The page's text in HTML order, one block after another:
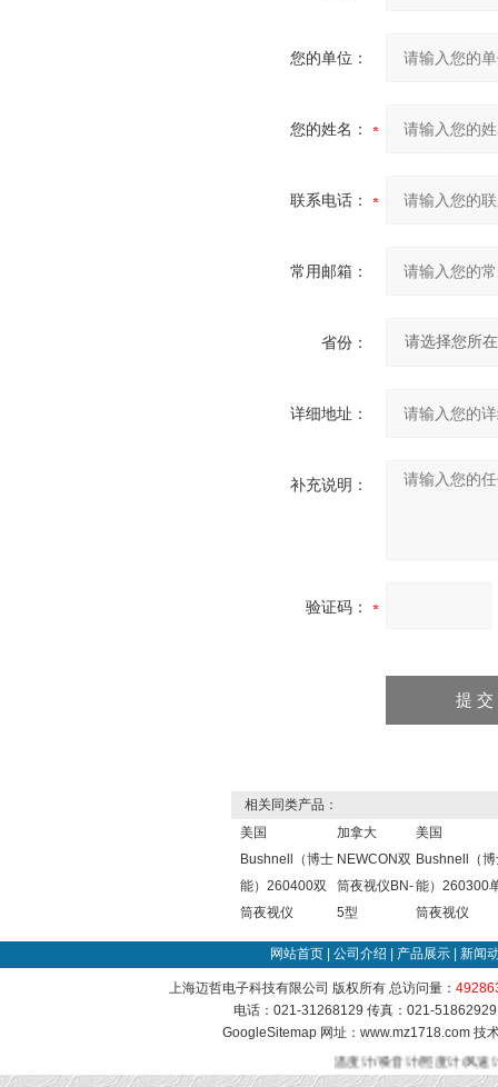
您的单位：
您的姓名：
联系电话：
常用邮箱：
省份：
详细地址：
补充说明：
验证码：
相关同类产品：
美国
Bushnell（博士
能）260400双
筒夜视仪
加拿大
NEWCON双
筒夜视仪BN-
5型
美国
Bushnell（
能）260300
筒夜视仪
网站首页 公司介绍 产品展示 新闻
上海迈哲电子科技有限公司 版权所有 总访问量：
电话：021-31268129 传真：021-
GoogleSitemap网址：www.mz1718.com 技
温度计/噪音计/照度计/风速